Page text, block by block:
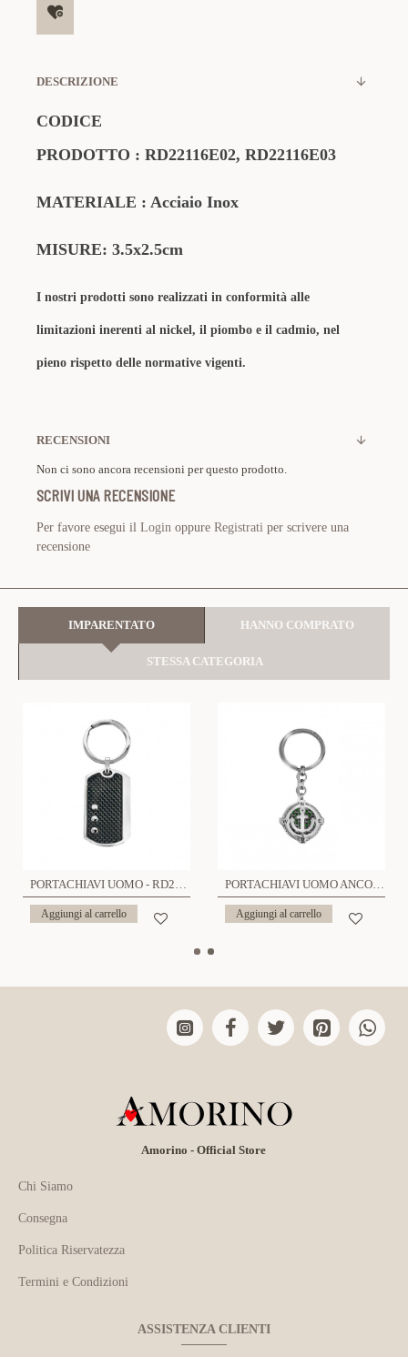
DESCRIZIONE
CODICE
PRODOTTO : RD22116E02, RD22116E03
MATERIALE : Acciaio Inox
MISURE: 3.5x2.5cm
I nostri prodotti sono realizzati in conformità alle
limitazioni inerenti al nickel, il piombo e il cadmio, nel
pieno rispetto delle normative vigenti.
RECENSIONI
Non ci sono ancora recensioni per questo prodotto.
SCRIVI UNA RECENSIONE
Per favore esegui il Login oppure Registrati per scrivere una
recensione
IMPARENTATO HANNO COMPRATO
STESSA CATEGORIA
PORTACHIAVI UOMO - RD22104E01
Aggiungi al carrello
PORTACHIAVI UOMO ANCORA MARINE - RD22104E12
Aggiungi al carrello
Amorino - Official Store
Chi Siamo
Consegna
Politica Riservatezza
Termini e Condizioni
ASSISTENZA CLIENTI